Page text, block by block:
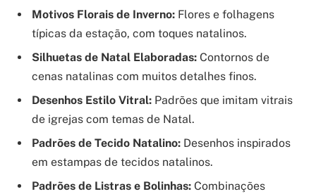
Motivos Florais de Inverno: Flores e folhagens
típicas da estação, com toques natalinos.
Silhuetas de Natal Elaboradas: Contornos de
cenas natalinas com muitos detalhes finos.
Desenhos Estilo Vitral: Padrões que imitam vitrais
de igrejas com temas de Natal.
Padrões de Tecido Natalino: Desenhos inspirados
em estampas de tecidos natalinos.
Padrões de Listras e Bolinhas: Combinações